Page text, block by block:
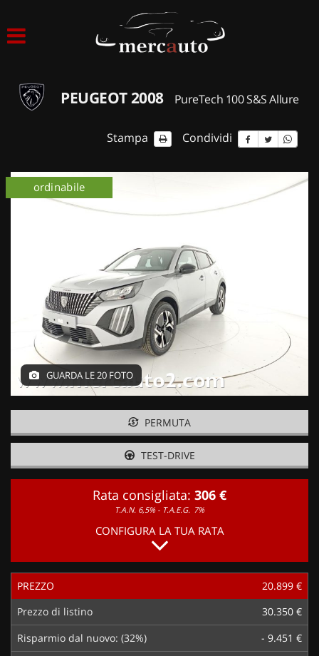
ACQUISTIAMO USATO
NOLEGGIO AUTO
NOLEGGIO BREVE TERMINE
CONTATTI
PEUGEOT 2008 PureTech 100 S&S Allure
Stampa Condividi
km 0 km 0
GUARDA LE 20 FOTO
PERMUTA
TEST-DRIVE
Rata consigliata: 306 €
T.A.N. 6,5% - T.A.E.G. 7%
CONFIGURA LA TUA RATA
PREZZO
20.899 €
Prezzo di listino
30.350 €
Risparmio dal nuovo: (32%)
- 9.451 €